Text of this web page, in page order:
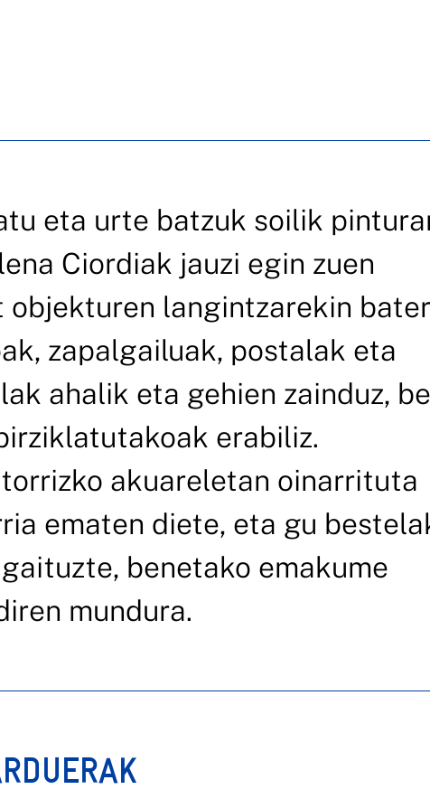
eta urte batzuk soilik
Ciordiak jauzi egin zuen
objekturen langintzarekin
zapalgailuak, postalak eta
ahalik eta gehien zainduz,
erabiliz.
akuareletan oinarrituta
ematen diete, eta gu
benetako emakume
mundura.